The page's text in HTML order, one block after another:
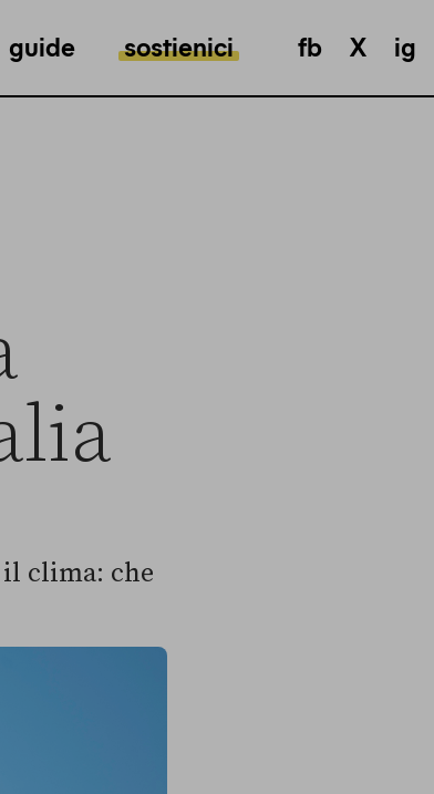
guide sostienici fb X ig
il clima: che